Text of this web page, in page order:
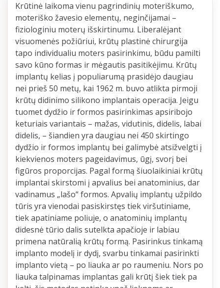
Krūtinė laikoma vienu pagrindinių moteriškumo,
moteriško žavesio elementų, neginčijamai –
fiziologiniu moterų išskirtinumu. Liberalėjant
visuomenės požiūriui, krūtų plastinė chirurgija
tapo individualiu moters pasirinkimu, būdu pamilti
savo kūno formas ir mėgautis pasitikėjimu. Krūtų
implantų kelias į populiarumą prasidėjo daugiau
nei prieš 50 metų, kai 1962 m. buvo atlikta pirmoji
krūtų didinimo silikono implantais operacija. Jeigu
tuomet dydžio ir formos pasirinkimas apsiribojo
keturiais variantais – mažas, vidutinis, didelis, labai
didelis, – šiandien yra daugiau nei 450 skirtingo
dydžio ir formos implantų bei galimybė atsižvelgti į
kiekvienos moters pageidavimus, ūgį, svorį bei
figūros proporcijas. Pagal formą šiuolaikiniai krūtų
implantai skirstomi į apvalius bei anatominius, dar
vadinamus „lašo“ formos. Apvalių implantų užpildo
tūris yra vienodai pasiskirstęs tiek viršutiniame,
tiek apatiniame poliuje, o anatominių implantų
didesnė tūrio dalis sutelkta apačioje ir labiau
primena natūralią krūtų formą. Pasirinkus tinkamą
implanto modelį ir dydį, svarbu tinkamai pasirinkti
implanto vietą – po liauka ar po raumeniu. Nors po
liauka talpinamas implantas gali krūtį šiek tiek pa